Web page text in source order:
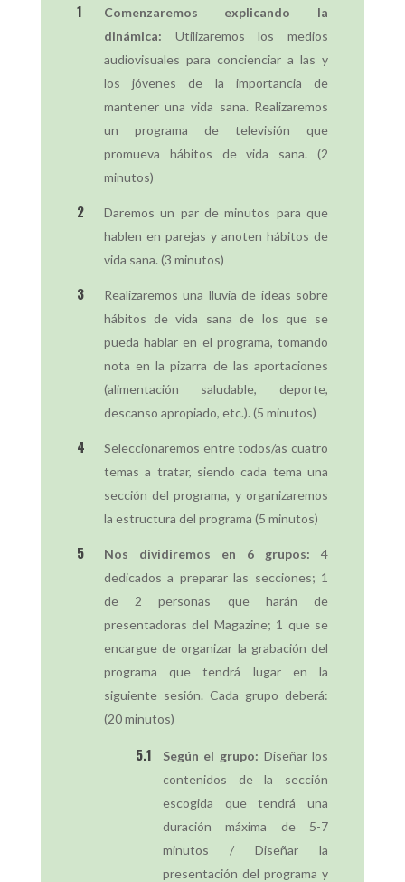
Comenzaremos explicando la
dinámica: Utilizaremos los medios
audiovisuales para concienciar a las y
los jóvenes de la importancia de
mantener una vida sana. Realizaremos
un programa de televisión que
promueva hábitos de vida sana. (2
minutos)
Daremos un par de minutos para que
hablen en parejas y anoten hábitos de
vida sana. (3 minutos)
Realizaremos una lluvia de ideas sobre
hábitos de vida sana de los que se
pueda hablar en el programa, tomando
nota en la pizarra de las aportaciones
(alimentación saludable, deporte,
descanso apropiado, etc.). (5 minutos)
Seleccionaremos entre todos/as cuatro
temas a tratar, siendo cada tema una
sección del programa, y organizaremos
la estructura del programa (5 minutos)
Nos dividiremos en 6 grupos: 4
dedicados a preparar las secciones; 1
de 2 personas que harán de
presentadoras del Magazine; 1 que se
encargue de organizar la grabación del
programa que tendrá lugar en la
siguiente sesión. Cada grupo deberá:
(20 minutos)
Según el grupo: Diseñar los
contenidos de la sección
escogida que tendrá una
duración máxima de 5-7
minutos / Diseñar la
presentación del programa y